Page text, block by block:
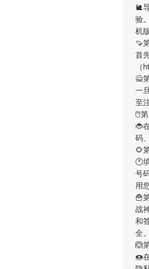
🐌
验
机
🍠
首
🙅
一
至
🖱
🐞
码
🌻
🕐
号
用
🍟
战
和
全。
🙆
🍩